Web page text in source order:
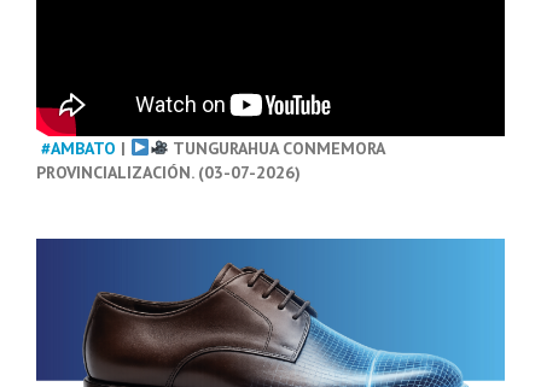
#AMBATO |
TUNGURAHUA CONMEMORA
PROVINCIALIZACIÓN. (03-07-2026)